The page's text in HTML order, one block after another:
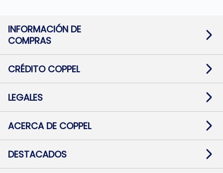
INFORMACIÓN DE
COMPRAS
Términos y condiciones
Botón de arrepentimiento
Mapa de sitio
CRÉDITO COPPEL
Solicitar Crédito
Medios de Pago
Pago Fácil Online
LEGALES
Baja contratos
Defensa al consumidor CABA
ACERCA DE COPPEL
Trabajá con Nosotros
Preguntas Frecuentes
DESTACADOS